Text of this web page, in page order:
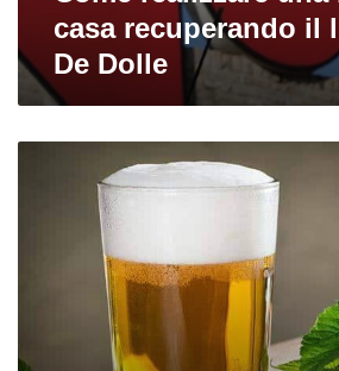
casa recuperando il
De Dolle